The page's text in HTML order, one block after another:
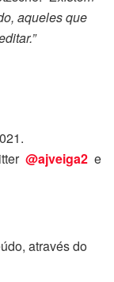
aqueles que
@ajveiga2 e
através do